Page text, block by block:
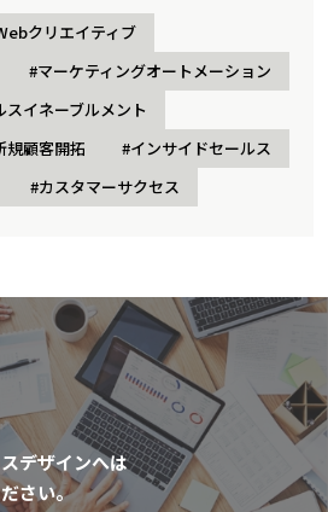
クリエイティブ
#マーケティングオートメーション
スイネーブルメント
規顧客開拓
#インサイドセールス
#カスタマーサクセス
デザインへは
さい。